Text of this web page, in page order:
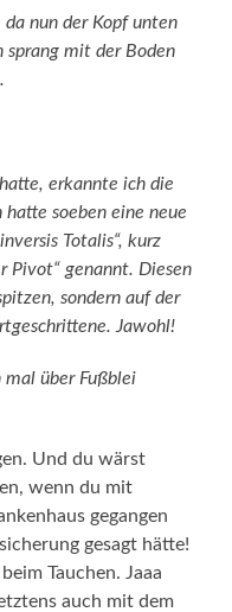
nun der Kopf unten
sprang mit der Boden
erkannte ich die
soeben eine neue
Totalis“, kurz
Pivot“ genannt. Diesen
sondern auf der
Jawohl!
über Fußblei
Und du wärst
wenn du mit
gegangen
gesagt hätte!
Tauchen. Jaaa
auch mit dem